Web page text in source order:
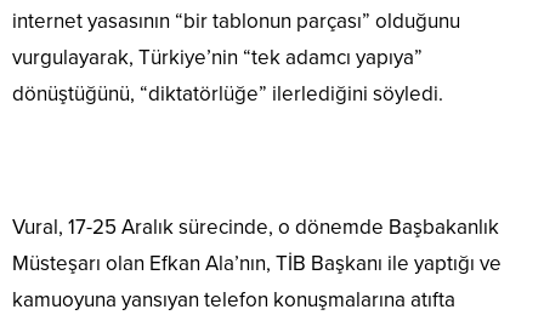
internet yasasının “bir tablonun parçası” olduğunu
vurgulayarak, Türkiye’nin “tek adamcı yapıya”
dönüştüğünü, “diktatörlüğe” ilerlediğini söyledi.
Vural, 17-25 Aralık sürecinde, o dönemde Başbakanlık
Müsteşarı olan Efkan Ala’nın, TİB Başkanı ile yaptığı ve
kamuoyuna yansıyan telefon konuşmalarına atıfta